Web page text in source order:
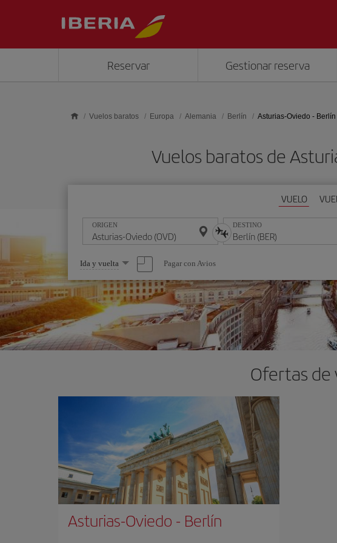
Reservar Gestionar reserva
Vuelos baratos Europa Alemania Berlín Asturias-Oviedo - Berlín
Vuelos baratos de
VUELO
ORIGEN DESTINO
Seleccione
una
opción
Ida y vuelta Pagar con Avios
Ofertas de
Asturias-Oviedo - Berlín